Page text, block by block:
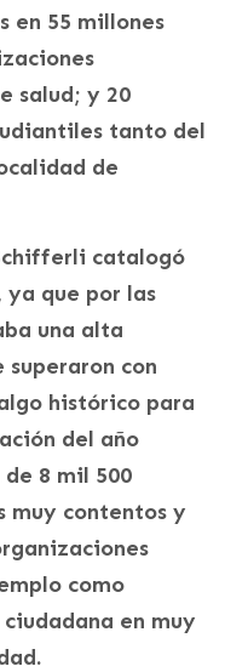
en 55 millones
salud; y 20
tanto del
de
catalogó
ya que por las
una alta
superaron con
histórico para
del año
8 mil 500
muy contentos y
como
en muy